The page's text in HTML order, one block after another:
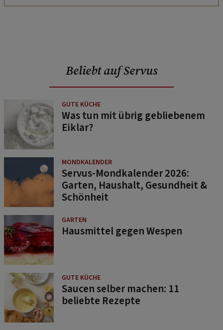
Beliebt auf Servus
GUTE KÜCHE
Was tun mit übrig gebliebenem
Eiklar?
MONDKALENDER
Servus-Mondkalender 2026:
Garten, Haushalt, Gesundheit &
Schönheit
GARTEN
Hausmittel gegen Wespen
GUTE KÜCHE
Saucen selber machen: 11
beliebte Rezepte